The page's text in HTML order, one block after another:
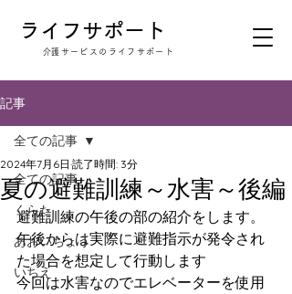
​ライフサポート
​介護サービスのライフサポート
記事
全ての記事
くらた
あおいちょう
いちえ
全ての記事
夏の避難訓練～水害～後編
2024年7月6日 読了時間: 3分
避難訓練の午後の部の紹介をします。
午後からは実際に避難指示が発令され
た場合を想定して行動します
今回は水害なのでエレベーターを使用